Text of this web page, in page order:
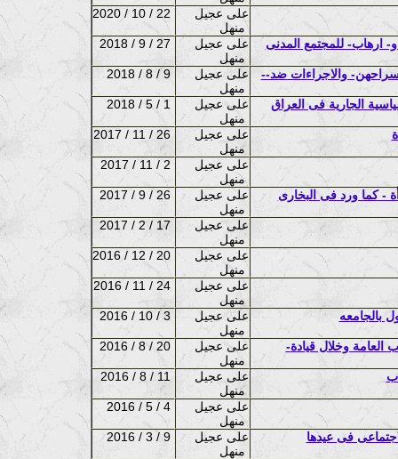
2020 / 10 / 22
على عجيل
منهل
2018 / 9 / 27
على عجيل
و- ارهاب- للمجتمع المدنى
2018 / 8 / 9
على عجيل
سراحهن- والاجراءات ضد--
2018 / 5 / 1
على عجيل
الجارية فى العراق
2017 / 11 / 26
على عجيل
منهل
2017 / 11 / 2
على عجيل
منهل
2017 / 9 / 26
على عجيل
- كما ورد فى البخارى
2017 / 2 / 17
على عجيل
منهل
2016 / 12 / 20
على عجيل
منهل
2016 / 11 / 24
على عجيل
2016 / 10 / 3
على عجيل
بالجامعه
2016 / 8 / 20
على عجيل
-فى المانيا اقتراح حظر جزئى -للنقاب في المدارس والجامعات والمكاتب العامة وخلال قيادة
2016 / 8 / 11
على عجيل
منهل
2016 / 5 / 4
على عجيل
منهل
2016 / 3 / 9
على عجيل
فى عيدها